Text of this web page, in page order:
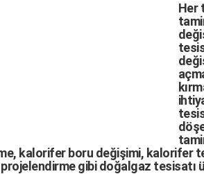
Her
kalorifer boru değişimi, kalorifer
gibi doğalgaz tesisatı